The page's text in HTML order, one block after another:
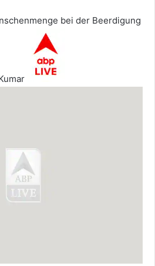
bei der Beerdigung